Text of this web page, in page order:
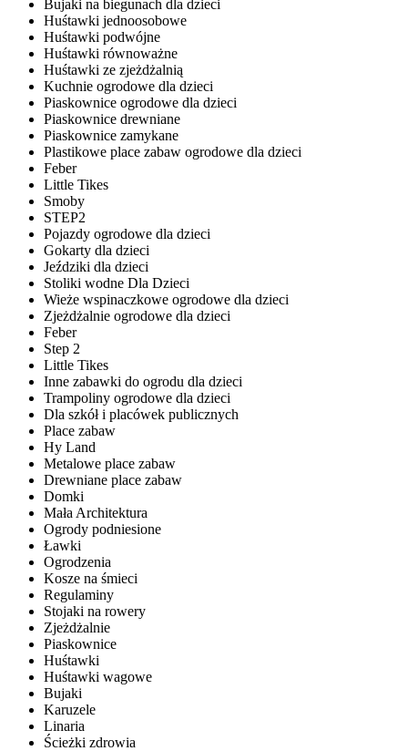
Bujaki na biegunach dla dzieci
Huśtawki jednoosobowe
Huśtawki podwójne
Huśtawki równoważne
Huśtawki ze zjeżdżalnią
Kuchnie ogrodowe dla dzieci
Piaskownice ogrodowe dla dzieci
Piaskownice drewniane
Piaskownice zamykane
Plastikowe place zabaw ogrodowe dla dzieci
Feber
Little Tikes
Smoby
STEP2
Pojazdy ogrodowe dla dzieci
Gokarty dla dzieci
Jeździki dla dzieci
Stoliki wodne Dla Dzieci
Wieże wspinaczkowe ogrodowe dla dzieci
Zjeżdżalnie ogrodowe dla dzieci
Feber
Step 2
Little Tikes
Inne zabawki do ogrodu dla dzieci
Trampoliny ogrodowe dla dzieci
Dla szkół i placówek publicznych
Place zabaw
Hy Land
Metalowe place zabaw
Drewniane place zabaw
Domki
Mała Architektura
Ogrody podniesione
Ławki
Ogrodzenia
Kosze na śmieci
Regulaminy
Stojaki na rowery
Zjeżdżalnie
Piaskownice
Huśtawki
Huśtawki wagowe
Bujaki
Karuzele
Linaria
Ścieżki zdrowia